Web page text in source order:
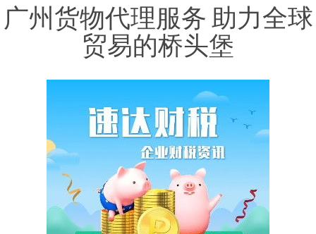
广州货物代理服务 助力全球
贸易的桥头堡